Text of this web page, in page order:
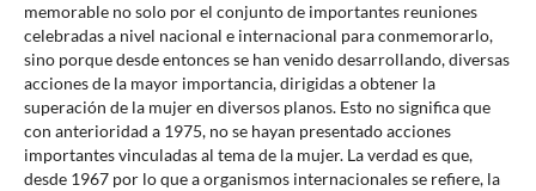
memorable no solo por el conjunto de importantes reuniones
celebradas a nivel nacional e internacional para conmemorarlo,
sino porque desde entonces se han venido desarrollando, diversas
acciones de la mayor importancia, dirigidas a obtener la
superación de la mujer en diversos planos. Esto no significa que
con anterioridad a 1975, no se hayan presentado acciones
importantes vinculadas al tema de la mujer. La verdad es que,
desde 1967 por lo que a organismos internacionales se refiere, la